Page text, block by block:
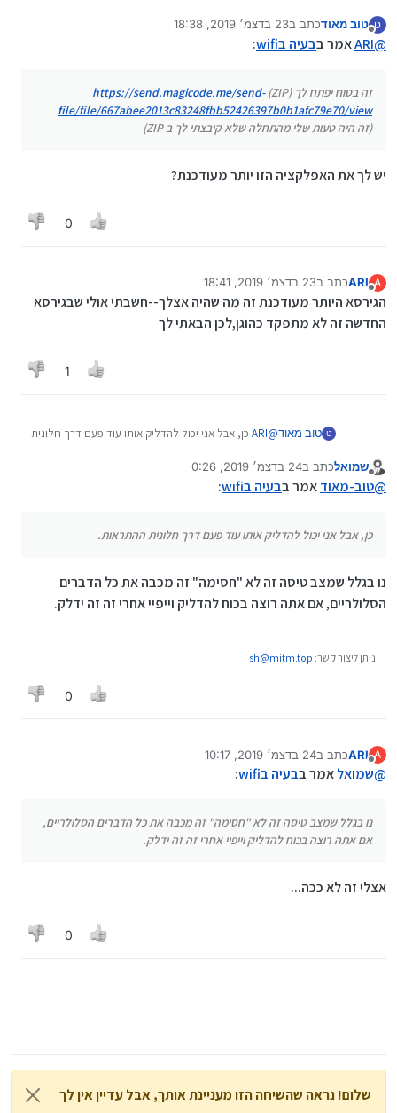
ew
(זה היה טעות שלי מהתחלה שלא קיבצתי לך ב ZIP)
ט
מנותק
טוב מאודכתב ב23 בדצמ׳ 2019, 18:38
נערך לאחרונה על ידי
@
ARIאמר בבעיה בwifi :
זה בטוח יפתח לך (ZIP)
https://send.magicode.me/send-
file/file/667abee2013c83248fbb52426397b0b1afc79e70/view
(זה היה טעות שלי מהתחלה שלא קיבצתי לך ב ZIP)
יש לך את האפלקציה הזו יותר מעודכנת?
0
A
מנותק
ARIכתב ב23 בדצמ׳ 2019, 18:41
נערך לאחרונה על ידי
הגירסא היותר מעודכנת זה מה שהיה אצלך--חשבתי אולי שבגירסא
החדשה זה לא מתפקד כהוגן,לכן הבאתי לך
1
ט טוב מאוד@
ARI כן, אבל אני יכול להדליק אותו עוד פעם דרך חלונית
מנותק
שמואלכתב ב24 בדצמ׳ 2019, 0:26
נערך לאחרונה על ידי
@טוב-מאודאמר בבעיה בwifi :
כן, אבל אני יכול להדליק אותו עוד פעם דרך חלונית ההתראות.
נו בגלל שמצב טיסה זה לא "חסימה" זה מכבה את כל הדברים
הסלולריים, אם אתה רוצה בכוח להדליק וייפיי אחרי זה זה ידלק.
ניתן ליצור קשר: sh@mitm.top
0
A
ARIכתב ב24 בדצמ׳ 2019, 10:17
נערך לאחרונה על ידי
@שמואלאמר בבעיה בwifi :
נו בגלל שמצב טיסה זה לא "חסימה" זה מכבה את כל הדברים הסלולריים,
אם אתה רוצה בכוח להדליק וייפיי אחרי זה זה ידלק.
אצלי זה לא ככה...
0
שלום! נראה שהשיחה הזו מעניינת אותך, אבל עדיין אין לך